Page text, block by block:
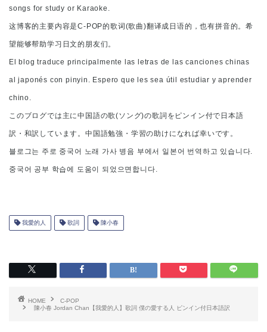
songs for study or Karaoke.
这博客的主要内容是C-POP的歌词(歌曲)翻译成日语的，也有拼音的。希
望能够帮助学习日文的朋友们。
El blog traduce principalmente las letras de las canciones chinas
al japonés con pinyin. Espero que les sea útil estudiar y aprender
chino.
このブログでは主に中国語の歌(ソング)の歌詞をピンイン付で日本語
訳・和訳しています。中国語勉強・学習の助けになれば幸いです。
블로그는 주로 중국어 노래 가사 병음 부에서 일본어 번역하고 있습니다.
중국어 공부 학습에 도움이 되었으면합니다.
我愛的人 歌詞 陳小春
HOME
C-POP
陳小春 Jordan Chan【我愛的人】歌詞 僕の愛する人 ピンイン付日本語訳